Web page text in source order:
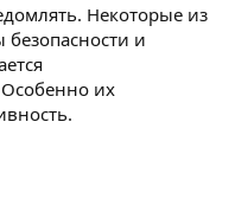
Некоторые из
и
их